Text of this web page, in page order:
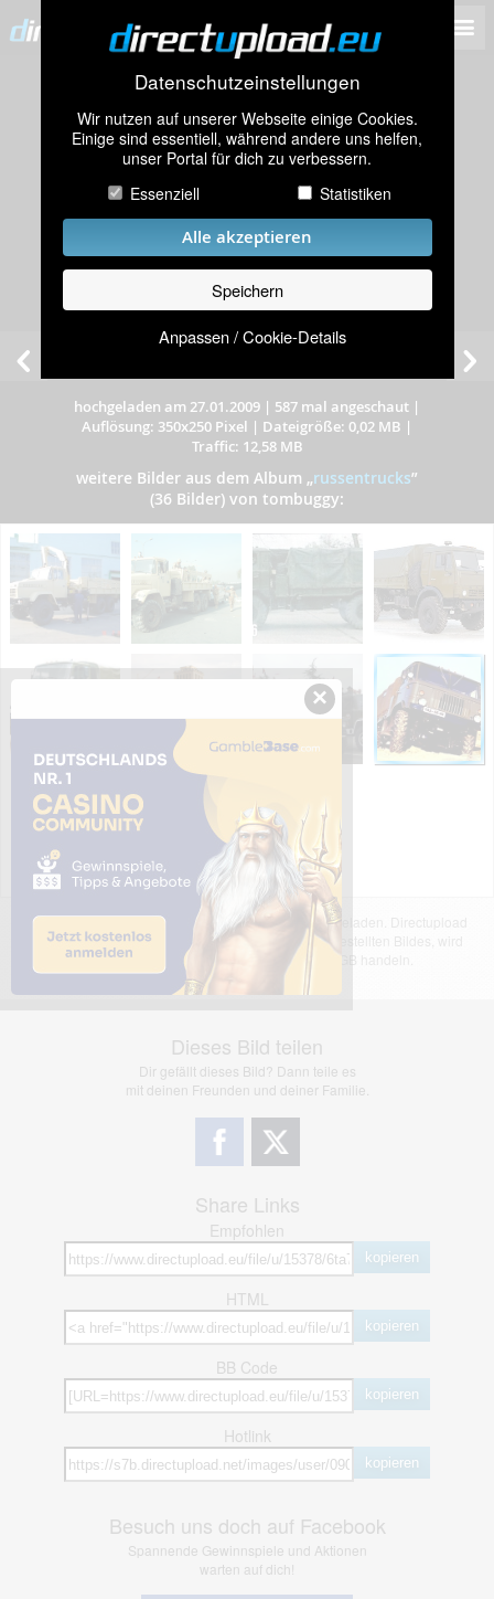
Datenschutzeinstellungen
Wir nutzen auf unserer Webseite einige Cookies.
Einige sind essentiell, während andere uns helfen,
unser Portal für dich zu verbessern.
Essenziell
Statistiken
Alle akzeptieren
Speichern
Anpassen / Cookie-Details
hochgeladen am 27.01.2009 | 587 mal angeschaut |
Auflösung: 350x250 Pixel | Dateigröße: 0,02 MB |
Traffic: 12,58 MB
weitere Bilder aus dem Album „russentrucks”
(36 Bilder) von tombuggy:
Das dargestellte Bild wurde von einem Nutzer hochgeladen. Directupload
übernimmt keinerlei Haftung für den Inhalt des dargestellten Bildes, wird
jedoch bei Verstößen nach §2(3) unserer AGB handeln.
Dieses Bild teilen
Dir gefällt dieses Bild? Dann teile es
mit deinen Freunden und deiner Familie.
Share Links
Empfohlen
kopieren
HTML
kopieren
BB Code
kopieren
Hotlink
kopieren
Besuch uns doch auf Facebook
Spannende Gewinnspiele und Aktionen
warten auf dich!
×